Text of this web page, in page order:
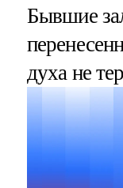
Бывшие
духа не